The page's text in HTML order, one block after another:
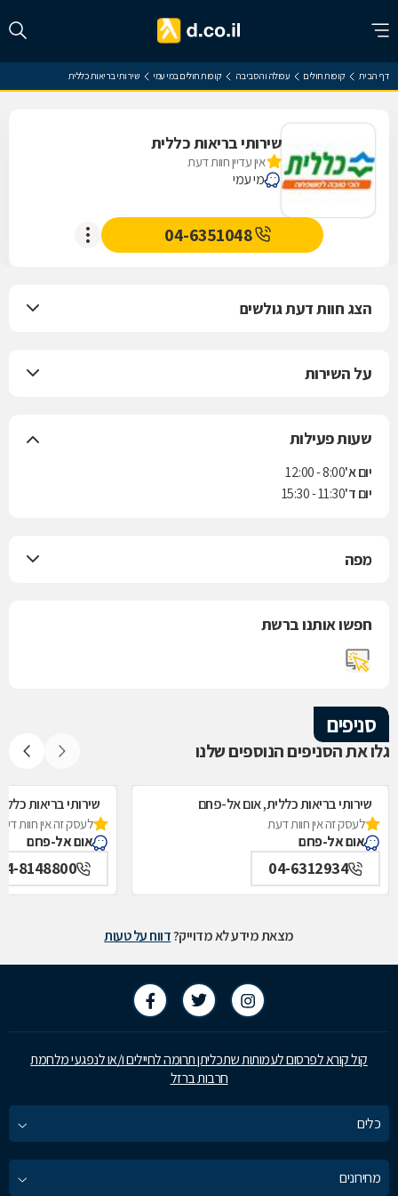
דף הבית קופות חולים עפולה והסביבה קופות חולים במי עמי שירותי בריאות כללית
שירותי בריאות כללית
אין עדיין חוות דעת
מי עמי
04-6351048
הצג חוות דעת גולשים
על השירות
שעות פעילות
יום א'8:00 - 12:00
יום ד'11:30 - 15:30
מפה
חפשו אותנו ברשת
סניפים
גלו את הסניפים הנוספים שלנו
שירותי בריאות כללית, אום אל-פחם
לעסק זה אין חוות דעת
אום אל-פחם
04-6312934
שירותי בריאות
לעסק זה אין חוות
אום אל-פחם
8148800
מצאת מידע לא מדוייק?דווח על טעות
קול קורא לפרסום לעמותות שתכליתן תרומה לחיילים ו/או לנפגעי מלחמת
חרבות ברזל
כלים
מחירונים